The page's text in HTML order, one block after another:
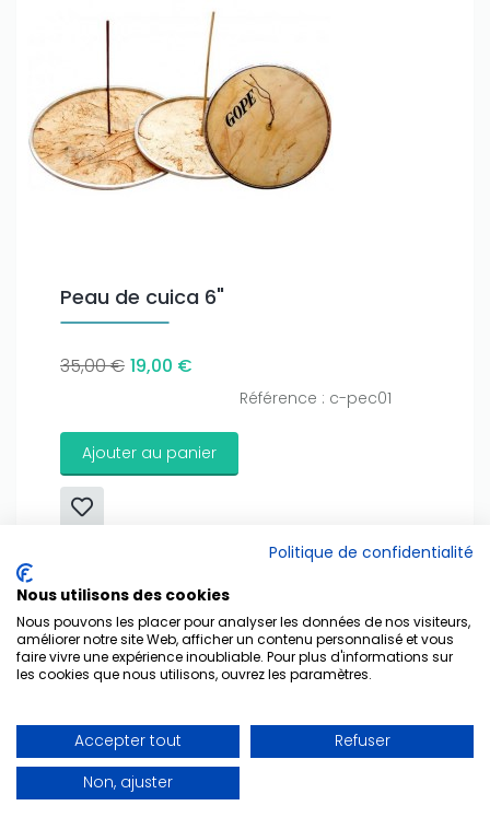
Peau de cuica 6"
35,00 € 19,00 €
Référence : c-pec01
Ajouter au panier
Début Précédent 1 2 3 4 5 6
7
8
9 Suivant Fin
Politique de confidentialité
Nous utilisons des cookies
Nous pouvons les placer pour analyser les données de nos visiteurs,
améliorer notre site Web, afficher un contenu personnalisé et vous
faire vivre une expérience inoubliable. Pour plus d'informations sur
les cookies que nous utilisons, ouvrez les paramètres.
Accepter tout
Refuser
Non, ajuster